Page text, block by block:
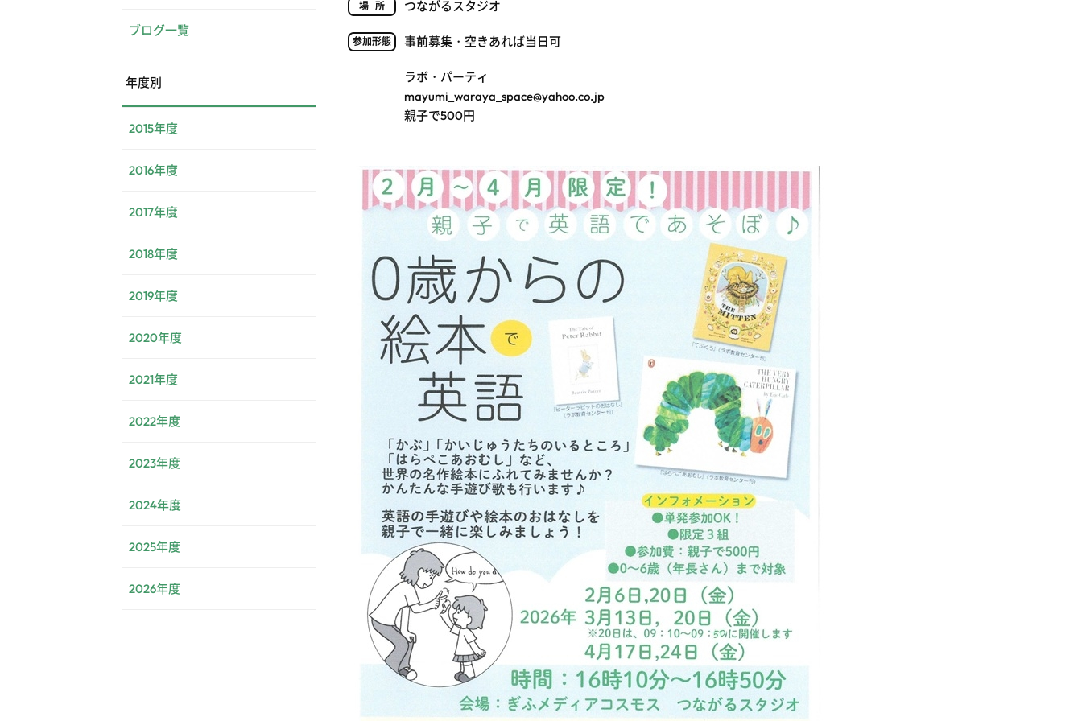
場所 つながるスタジオ
参加形態 事前募集・空きあれば当日可
ラボ・パーティ
mayumi_waraya_space@yahoo.co.jp
親子で500円
ブログ一覧
年度別
2015年度
2016年度
2017年度
2018年度
2019年度
2020年度
2021年度
2022年度
2023年度
2024年度
2025年度
2026年度